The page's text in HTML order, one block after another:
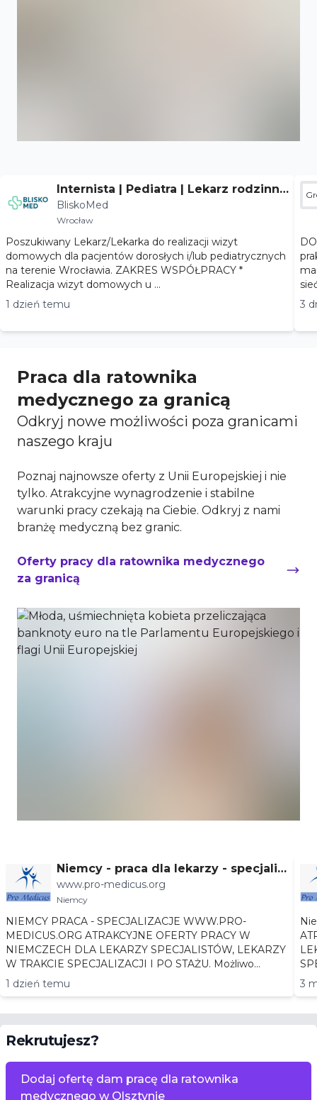
Internista | Pediatra | Lekarz rodzinny
- Wrocław
BliskoMed
Wrocław
Poszukiwany Lekarz/Lekarka do realizacji wizyt
domowych dla pacjentów dorosłych i/lub pediatrycznych
na terenie Wrocławia. ZAKRES WSPÓŁPRACY *
Realizacja wizyt domowych u ...
1 dzień temu
3
Praca dla ratownika
medycznego za granicą
Odkryj nowe możliwości poza granicami
naszego kraju
Poznaj najnowsze oferty z Unii Europejskiej i nie
tylko. Atrakcyjne wynagrodzenie i stabilne
warunki pracy czekają na Ciebie. Odkryj z nami
branżę medyczną bez granic.
Oferty pracy dla ratownika medycznego
za granicą
Niemcy - praca dla lekarzy - specjaliz
acje
www.pro-medicus.org
Niemcy
NIEMCY PRACA - SPECJALIZACJE WWW.PRO-
MEDICUS.ORG ATRAKCYJNE OFERTY PRACY W
NIEMCZECH DLA LEKARZY SPECJALISTÓW, LEKARZY
W TRAKCIE SPECJALIZACJI I PO STAŻU. Możliwo...
1 dzień temu
3
Rekrutujesz?
Dodaj ofertę dam pracę dla ratownika
medycznego w Olsztynie